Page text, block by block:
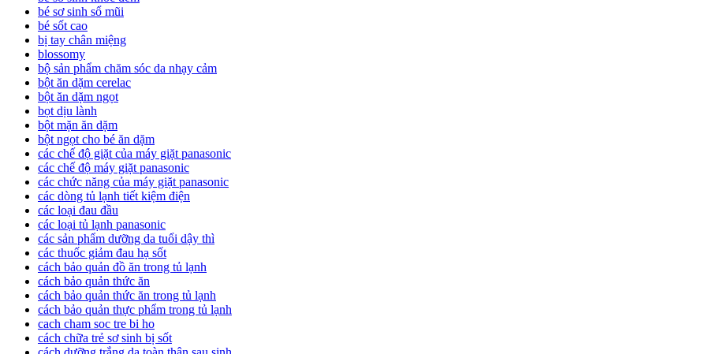
bé sơ sinh sổ mũi
bé sốt cao
bị tay chân miệng
blossomy
bộ sản phẩm chăm sóc da nhạy cảm
bột ăn dặm cerelac
bột ăn dặm ngọt
bọt dịu lành
bột mặn ăn dặm
bột ngọt cho bé ăn dặm
các chế độ giặt của máy giặt panasonic
các chế độ máy giặt panasonic
các chức năng của máy giặt panasonic
các dòng tủ lạnh tiết kiệm điện
các loại đau đầu
các loại tủ lạnh panasonic
các sản phẩm dưỡng da tuổi dậy thì
các thuốc giảm đau hạ sốt
cách bảo quản đồ ăn trong tủ lạnh
cách bảo quản thức ăn
cách bảo quản thức ăn trong tủ lạnh
cách bảo quản thực phẩm trong tủ lạnh
cach cham soc tre bi ho
cách chữa trẻ sơ sinh bị sốt